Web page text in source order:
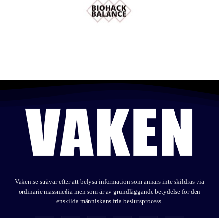
Vaken.se strävar efter att belysa information som annars inte skildras via
ordinarie massmedia men som är av grundläggande betydelse för den
enskilda människans fria beslutsprocess.